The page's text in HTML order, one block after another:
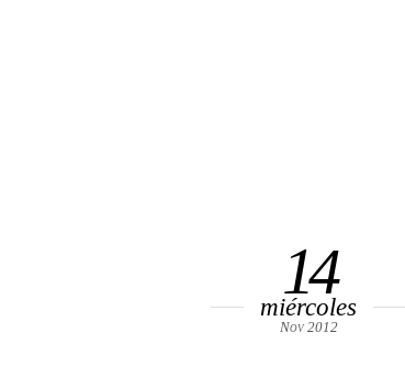
14
miércoles
Nov 2012